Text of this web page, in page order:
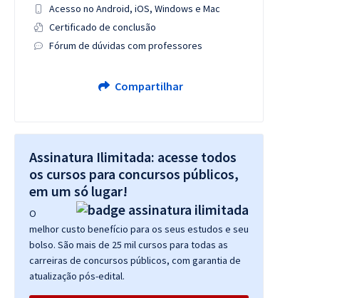
Acesso no Android, iOS, Windows e Mac
Certificado de conclusão
Fórum de dúvidas com professores
Compartilhar
Assinatura Ilimitada: acesse todos
os cursos para concursos públicos,
em um só lugar!
O
melhor custo benefício para os seus estudos e seu
bolso. São mais de 25 mil cursos para todas as
carreiras de concursos públicos, com garantia de
atualização pós-edital.